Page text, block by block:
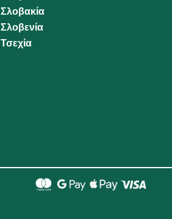
Σλοβακία
Σλοβενία
Τσεχία